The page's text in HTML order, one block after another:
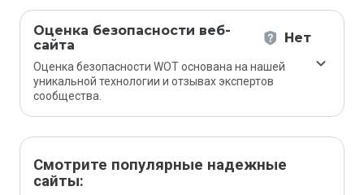
Оценка безопасности веб-
сайта
Нет
Оценка безопасности WOT основана на нашей
уникальной технологии и отзывах экспертов
сообщества.
Смотрите популярные надежные
сайты: